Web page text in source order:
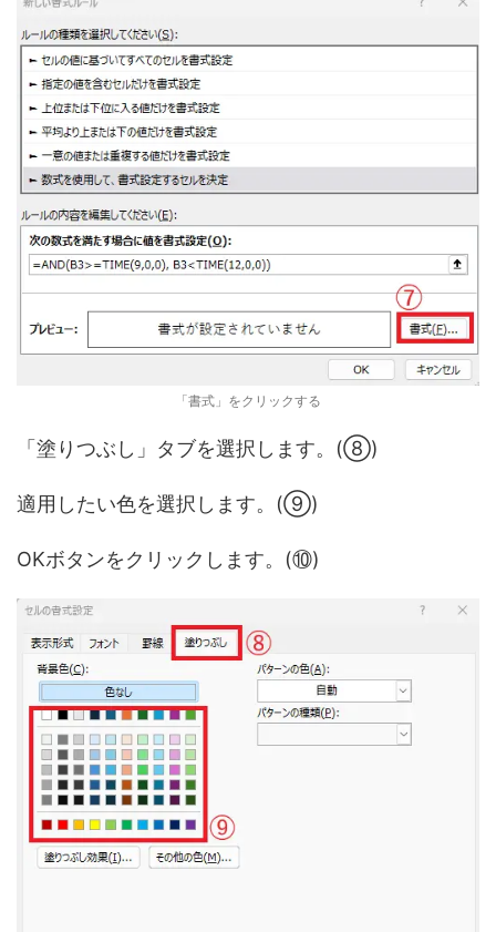
「書式」をクリックする
「塗りつぶし」タブを選択します。(⑧)
適用したい色を選択します。(⑨)
OKボタンをクリックします。(⑩)